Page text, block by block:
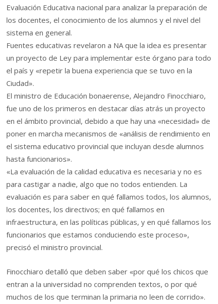
Evaluación Educativa nacional para analizar la preparación de
los docentes, el conocimiento de los alumnos y el nivel del
sistema en general.
Fuentes educativas revelaron a NA que la idea es presentar
un proyecto de Ley para implementar este órgano para todo
el país y «repetir la buena experiencia que se tuvo en la
Ciudad».
El ministro de Educación bonaerense, Alejandro Finocchiaro,
fue uno de los primeros en destacar días atrás un proyecto
en el ámbito provincial, debido a que hay una «necesidad» de
poner en marcha mecanismos de «análisis de rendimiento en
el sistema educativo provincial que incluyan desde alumnos
hasta funcionarios».
«La evaluación de la calidad educativa es necesaria y no es
para castigar a nadie, algo que no todos entienden. La
evaluación es para saber en qué fallamos todos, los alumnos,
los docentes, los directivos; en qué fallamos en
infraestructura, en las políticas públicas, y en qué fallamos los
funcionarios que estamos conduciendo este proceso»,
precisó el ministro provincial.
Finocchiaro detalló que deben saber «por qué los chicos que
entran a la universidad no comprenden textos, o por qué
muchos de los que terminan la primaria no leen de corrido».